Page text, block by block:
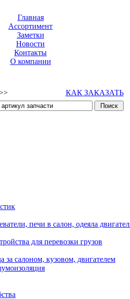
Главная
Ассортимент
Заметки
Новости
Контакты
О компании
КАК ЗАКАЗАТЬ
печи в салон, одеяла
для перевозки грузов
салоном, кузовом, двигателем